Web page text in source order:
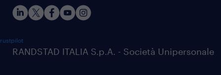
RANDSTAD ITALIA S.p.A. - Società Unipersonale